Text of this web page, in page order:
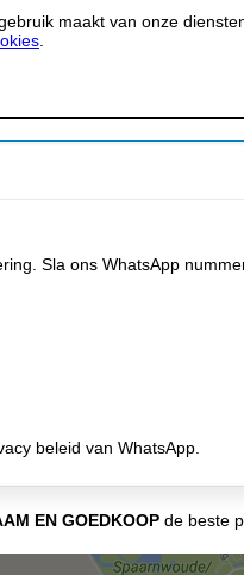
maakt van onze
Sla ons WhatsApp
beleid van WhatsApp.
EN GOEDKOOPde beste